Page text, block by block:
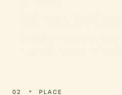
02 PLACE